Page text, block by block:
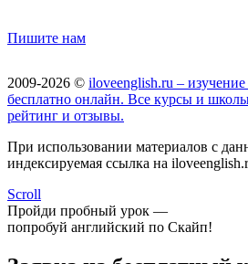
Пишите нам
2009-2026 © iloveenglish.ru – изучение
бесплатно онлайн. Все курсы и
рейтинг и отзывы.
При использовании материалов с
индексируемая ссылка на
Scroll
Пройди пробный урок —
попробуй английский по Скайп!